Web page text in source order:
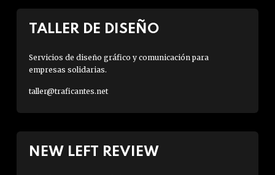
TALLER DE DISEÑO
Servicios de diseño gráfico y comunicación para
empresas solidarias.
taller@traficantes.net
NEW LEFT REVIEW